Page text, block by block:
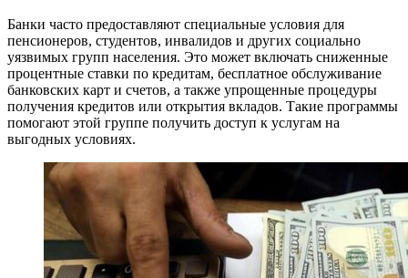
Банки часто предоставляют специальные условия для
пенсионеров, студентов, инвалидов и других социально
уязвимых групп населения. Это может включать сниженные
процентные ставки по кредитам, бесплатное обслуживание
банковских карт и счетов, а также упрощенные процедуры
получения кредитов или открытия вкладов. Такие программы
помогают этой группе получить доступ к услугам на
выгодных условиях.